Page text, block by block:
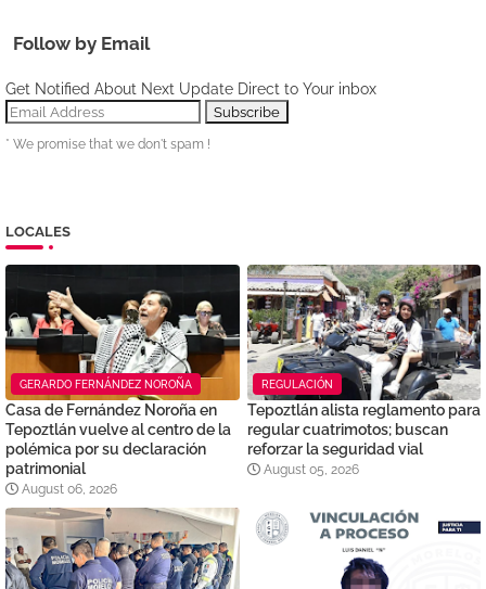
Follow by Email
Get Notified About Next Update Direct to Your inbox
* We promise that we don't spam !
LOCALES
GERARDO FERNÁNDEZ NOROÑA
Casa de Fernández Noroña en
Tepoztlán vuelve al centro de la
polémica por su declaración
patrimonial
August 06, 2026
REGULACIÓN
Tepoztlán alista reglamento para
regular cuatrimotos; buscan
reforzar la seguridad vial
August 05, 2026